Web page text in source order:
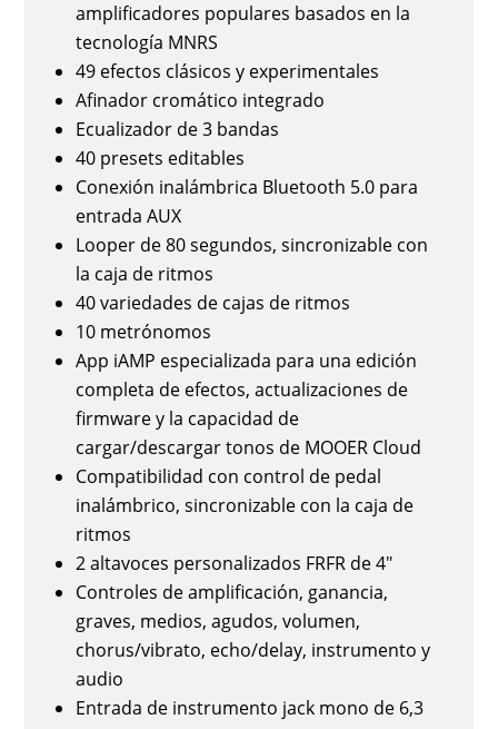
amplificadores populares basados en la
tecnología MNRS
49 efectos clásicos y experimentales
Afinador cromático integrado
Ecualizador de 3 bandas
40 presets editables
Conexión inalámbrica Bluetooth 5.0 para
entrada AUX
Looper de 80 segundos, sincronizable con
la caja de ritmos
40 variedades de cajas de ritmos
10 metrónomos
App iAMP especializada para una edición
completa de efectos, actualizaciones de
firmware y la capacidad de
cargar/descargar tonos de MOOER Cloud
Compatibilidad con control de pedal
inalámbrico, sincronizable con la caja de
ritmos
2 altavoces personalizados FRFR de 4"
Controles de amplificación, ganancia,
graves, medios, agudos, volumen,
chorus/vibrato, echo/delay, instrumento y
audio
Entrada de instrumento jack mono de 6,3